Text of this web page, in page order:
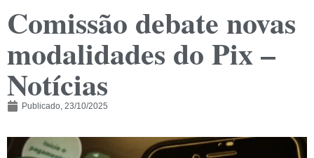
Comissão debate novas
modalidades do Pix –
Notícias
Publicado, 23/10/2025